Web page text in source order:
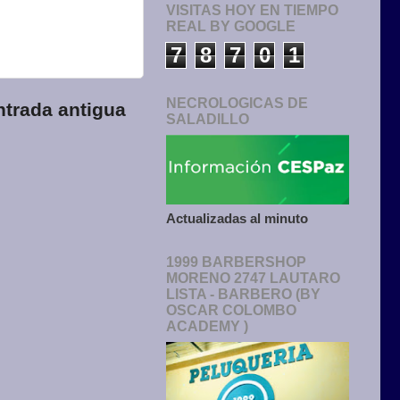
antigua
VISITAS HOY EN TIEMPO
REAL BY GOOGLE
7 8 7 0 1
NECROLOGICAS DE
SALADILLO
Actualizadas al minuto
1999 BARBERSHOP
MORENO 2747 LAUTARO
LISTA - BARBERO (BY
OSCAR COLOMBO
ACADEMY )